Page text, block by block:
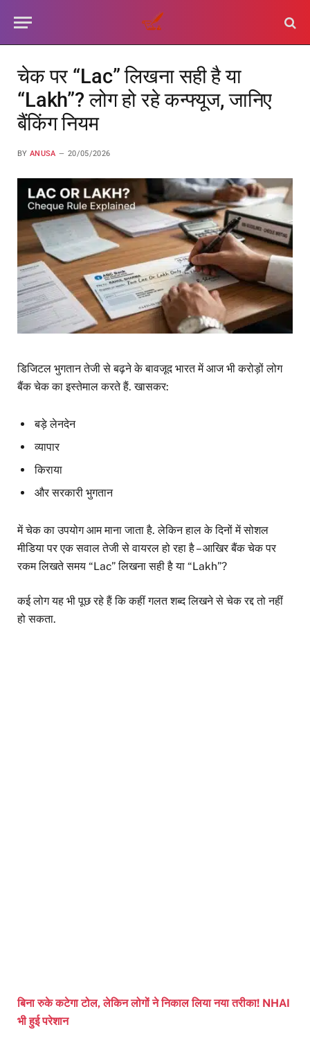
चेक पर “Lac” लिखना सही है या
“Lakh”? लोग हो रहे कन्फ्यूज, जानिए
बैंकिंग नियम
BY ANUSA 20/05/2026
डिजिटल भुगतान तेजी से बढ़ने के बावजूद भारत में आज भी करोड़ों लोग
बैंक चेक का इस्तेमाल करते हैं. खासकर:
बड़े लेनदेन
व्यापार
किराया
और सरकारी भुगतान
में चेक का उपयोग आम माना जाता है. लेकिन हाल के दिनों में सोशल
मीडिया पर एक सवाल तेजी से वायरल हो रहा है – आखिर बैंक चेक पर
रकम लिखते समय “Lac” लिखना सही है या “Lakh”?
कई लोग यह भी पूछ रहे हैं कि कहीं गलत शब्द लिखने से चेक रद्द तो नहीं
हो सकता.
बिना रुके कटेगा टोल, लेकिन लोगों ने निकाल लिया नया तरीका! NHAI
भी हुई परेशान